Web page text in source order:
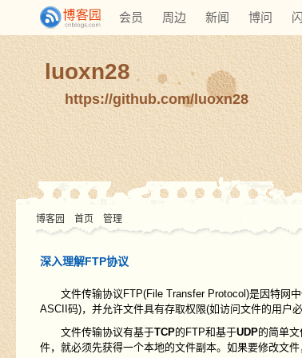
会员 周边 新闻 博问
luoxn28
https://github.com/luoxn28
博客园 首页 管理
深入理解FTP协议
文件传输协议FTP(File Transfer Protocol)是因特网中
ASCII码)，并允许文件具有存取权限(如访问文件的用户
文件传输协议有基于TCP的FTP和基于UDP的简单文
件，就必须先获得一个本地的文件副本。如果要修改文